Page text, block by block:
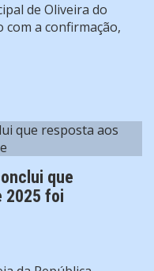
de Oliveira do
a confirmação,
que
2025 foi